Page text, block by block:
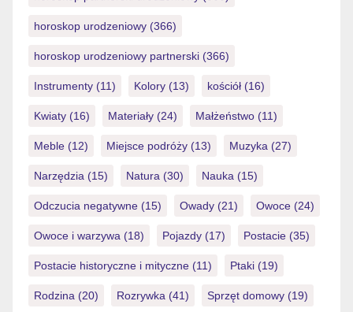
horoskop urodzeniowy (366)
horoskop urodzeniowy partnerski (366)
Instrumenty (11) Kolory (13) kościół (16)
Kwiaty (16) Materiały (24) Małżeństwo (11)
Meble (12) Miejsce podróży (13) Muzyka (27)
Narzędzia (15) Natura (30) Nauka (15)
Odczucia negatywne (15) Owady (21) Owoce (24)
Owoce i warzywa (18) Pojazdy (17) Postacie (35)
Postacie historyczne i mityczne (11) Ptaki (19)
Rodzina (20) Rozrywka (41) Sprzęt domowy (19)